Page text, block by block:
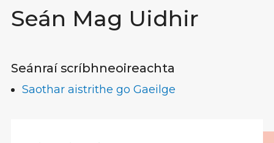
Seán Mag Uidhir
Seánraí scríbhneoireachta
Saothar aistrithe go Gaeilge